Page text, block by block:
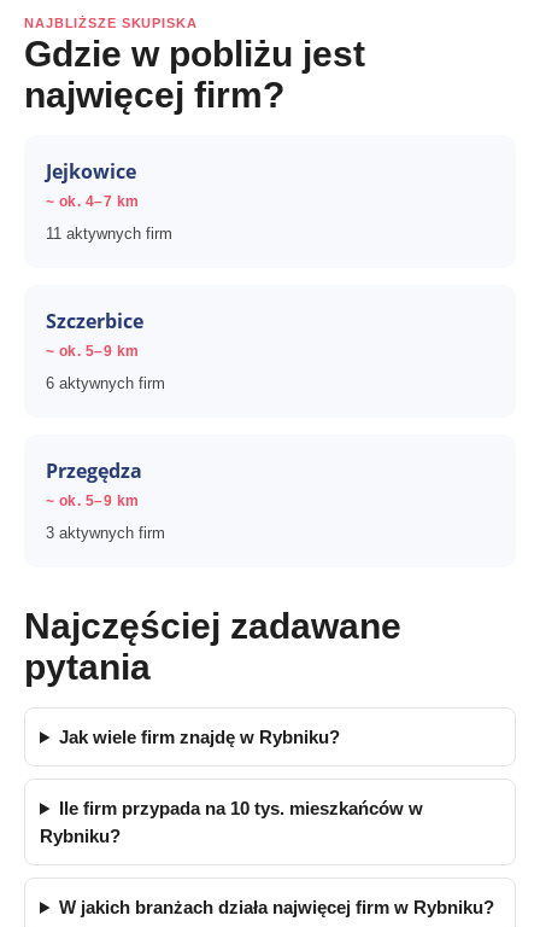
NAJBLIŻSZE SKUPISKA
Gdzie w pobliżu jest
najwięcej firm?
Jejkowice
~ ok. 4–7 km
11 aktywnych firm
Szczerbice
~ ok. 5–9 km
6 aktywnych firm
Przegędza
~ ok. 5–9 km
3 aktywnych firm
Najczęściej zadawane
pytania
Jak wiele firm znajdę w Rybniku?
Ile firm przypada na 10 tys. mieszkańców w
Rybniku?
W jakich branżach działa najwięcej firm w Rybniku?